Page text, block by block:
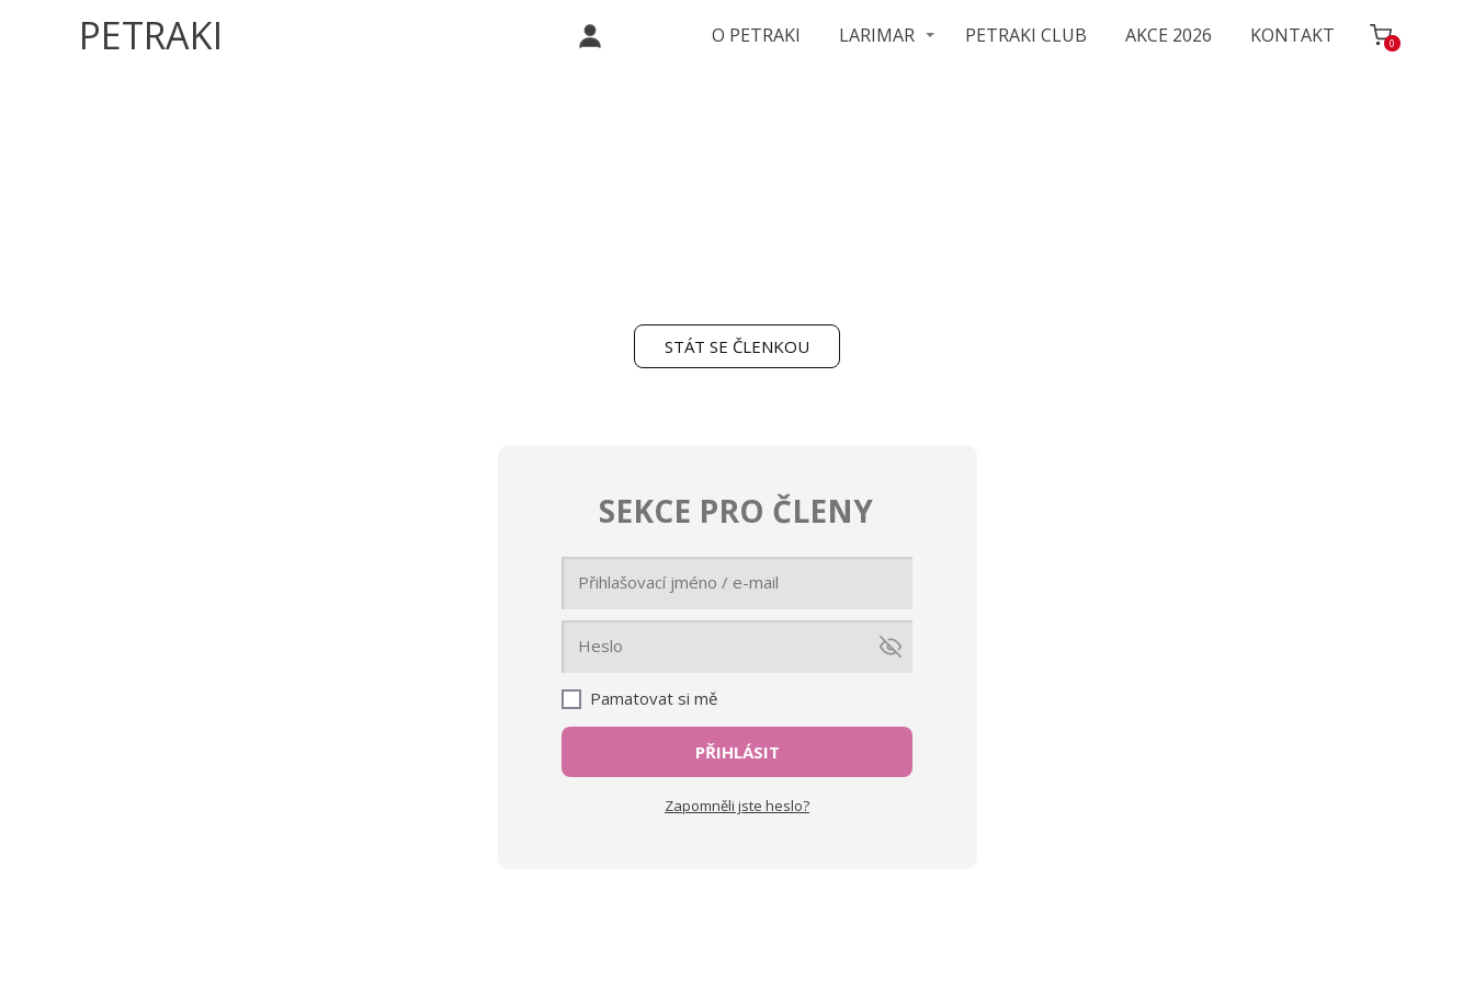
PETRAKI O PETRAKI LARIMAR PETRAKI CLUB AKCE 2026 KONTAKT 0
STÁT SE ČLENKOU
SEKCE PRO ČLENY
Pamatovat si mě
PŘIHLÁSIT
Zapomněli jste heslo?